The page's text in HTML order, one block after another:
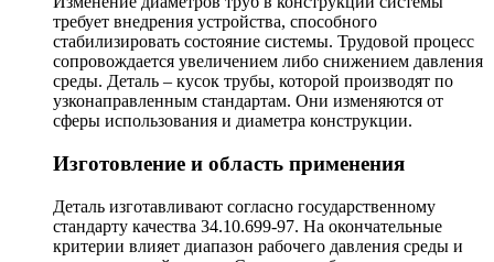
требует внедрения устройства, способного
стабилизировать состояние системы. Трудовой процесс
сопровождается увеличением либо снижением давления
среды. Деталь – кусок трубы, которой производят по
узконаправленным стандартам. Они изменяются от
сферы использования и диаметра конструкции.
Изготовление и область применения
Деталь изготавливают согласно государственному
стандарту качества 34.10.699-97. На окончательные
критерии влияет диапазон рабочего давления среды и